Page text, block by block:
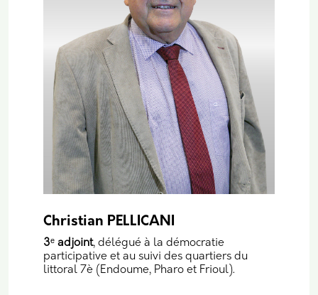
Christian PELLICANI
3ᵉ adjoint, délégué à la démocratie
participative et au suivi des quartiers du
littoral 7è (Endoume, Pharo et Frioul).